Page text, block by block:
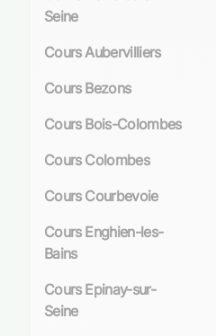
Seine
Cours Aubervilliers
Cours Bezons
Cours Bois-Colombes
Cours Colombes
Cours Courbevoie
Cours Enghien-les-
Bains
Cours Epinay-sur-
Seine